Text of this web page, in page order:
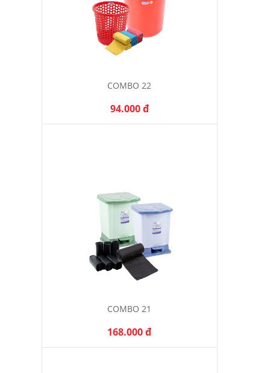
COMBO 22
94.000 đ
COMBO 21
168.000 đ